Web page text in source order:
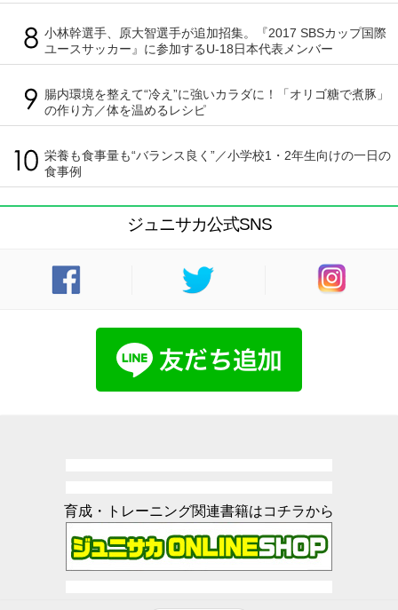
小林幹選手、原大智選手が追加招集。『2017 SBSカップ国際
ユースサッカー』に参加するU-18日本代表メンバー
腸内環境を整えて“冷え”に強いカラダに！「オリゴ糖で煮豚」
の作り方／体を温めるレシピ
栄養も食事量も“バランス良く”／小学校1・2年生向けの一日の
食事例
ジュニサカ公式SNS
育成・トレーニング関連書籍はコチラから